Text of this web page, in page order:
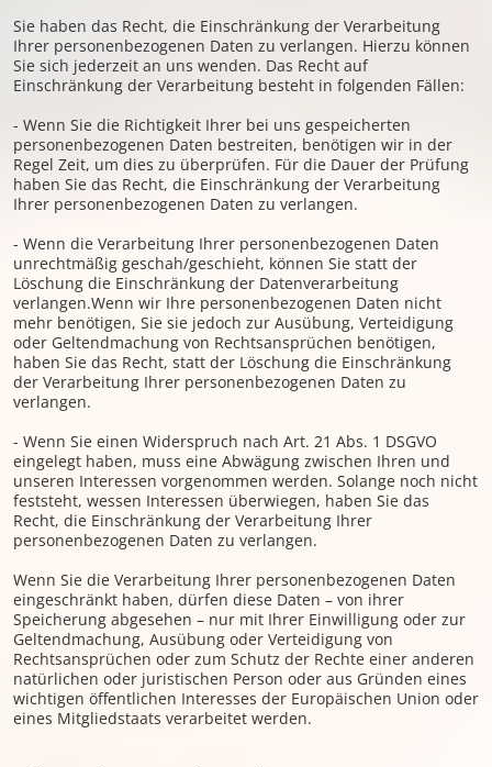
Sie haben das Recht, die Einschränkung der Verarbeitung
Ihrer personenbezogenen Daten zu verlangen. Hierzu können
Sie sich jederzeit an uns wenden. Das Recht auf
Einschränkung der Verarbeitung besteht in folgenden Fällen:
- Wenn Sie die Richtigkeit Ihrer bei uns gespeicherten
personenbezogenen Daten bestreiten, benötigen wir in der
Regel Zeit, um dies zu überprüfen. Für die Dauer der Prüfung
haben Sie das Recht, die Einschränkung der Verarbeitung
Ihrer personenbezogenen Daten zu verlangen.
- Wenn die Verarbeitung Ihrer personenbezogenen Daten
unrechtmäßig geschah/geschieht, können Sie statt der
Löschung die Einschränkung der Datenverarbeitung
verlangen.Wenn wir Ihre personenbezogenen Daten nicht
mehr benötigen, Sie sie jedoch zur Ausübung, Verteidigung
oder Geltendmachung von Rechtsansprüchen benötigen,
haben Sie das Recht, statt der Löschung die Einschränkung
der Verarbeitung Ihrer personenbezogenen Daten zu
verlangen.
- Wenn Sie einen Widerspruch nach Art. 21 Abs. 1 DSGVO
eingelegt haben, muss eine Abwägung zwischen Ihren und
unseren Interessen vorgenommen werden. Solange noch nicht
feststeht, wessen Interessen überwiegen, haben Sie das
Recht, die Einschränkung der Verarbeitung Ihrer
personenbezogenen Daten zu verlangen.
Wenn Sie die Verarbeitung Ihrer personenbezogenen Daten
eingeschränkt haben, dürfen diese Daten – von ihrer
Speicherung abgesehen – nur mit Ihrer Einwilligung oder zur
Geltendmachung, Ausübung oder Verteidigung von
Rechtsansprüchen oder zum Schutz der Rechte einer anderen
natürlichen oder juristischen Person oder aus Gründen eines
wichtigen öffentlichen Interesses der Europäischen Union oder
eines Mitgliedstaats verarbeitet werden.